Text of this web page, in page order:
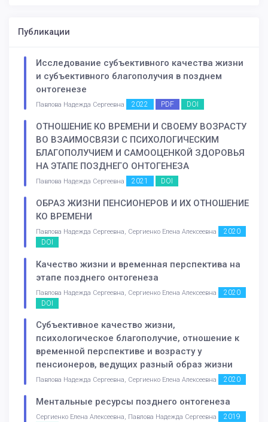
Публикации
Исследование субъективного качества жизни
и субъективного благополучия в позднем
онтогенезе
Павлова Надежда Сергеевна 2022 PDF DOI
ОТНОШЕНИЕ КО ВРЕМЕНИ И СВОЕМУ ВОЗРАСТУ
ВО ВЗАИМОСВЯЗИ С ПСИХОЛОГИЧЕСКИМ
БЛАГОПОЛУЧИЕМ И САМООЦЕНКОЙ ЗДОРОВЬЯ
НА ЭТАПЕ ПОЗДНЕГО ОНТОГЕНЕЗА
Павлова Надежда Сергеевна 2021 DOI
ОБРАЗ ЖИЗНИ ПЕНСИОНЕРОВ И ИХ ОТНОШЕНИЕ
КО ВРЕМЕНИ
Павлова Надежда Сергеевна, Сергиенко Елена Алексеевна
2020
DOI
Качество жизни и временная перспектива на
этапе позднего онтогенеза
Павлова Надежда Сергеевна, Сергиенко Елена Алексеевна
2020
DOI
Субъективное качество жизни,
психологическое благополучие, отношение к
временной перспективе и возрасту у
пенсионеров, ведущих разный образ жизни
Павлова Надежда Сергеевна, Сергиенко Елена Алексеевна 2020
Ментальные ресурсы позднего онтогенеза
Сергиенко Елена Алексеевна, Павлова Надежда Сергеевна
2019